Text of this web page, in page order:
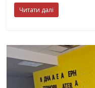
Читати далі